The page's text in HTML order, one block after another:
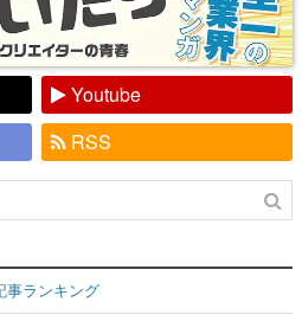
Youtube
RSS
事ランキング